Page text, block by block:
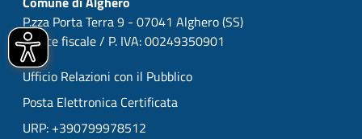
P.zza Porta Terra 9 - 07041 Alghero (SS)
Codice fiscale / P. IVA: 00249350901
Ufficio Relazioni con il Pubblico
Posta Elettronica Certificata
URP: +390799978512